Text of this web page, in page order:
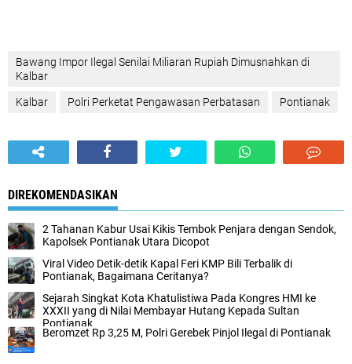
Bawang Impor Ilegal Senilai Miliaran Rupiah Dimusnahkan di
Kalbar
Kalbar ‎Polri Perketat Pengawasan Perbatasan Pontianak
DIREKOMENDASIKAN
2 Tahanan Kabur Usai Kikis Tembok Penjara dengan Sendok,
Kapolsek Pontianak Utara Dicopot
Viral Video Detik-detik Kapal Feri KMP Bili Terbalik di
Pontianak, Bagaimana Ceritanya?
Sejarah Singkat Kota Khatulistiwa Pada Kongres HMI ke
XXXII yang di Nilai Membayar Hutang Kepada Sultan
Pontianak
Beromzet Rp 3,25 M, Polri Gerebek Pinjol Ilegal di Pontianak